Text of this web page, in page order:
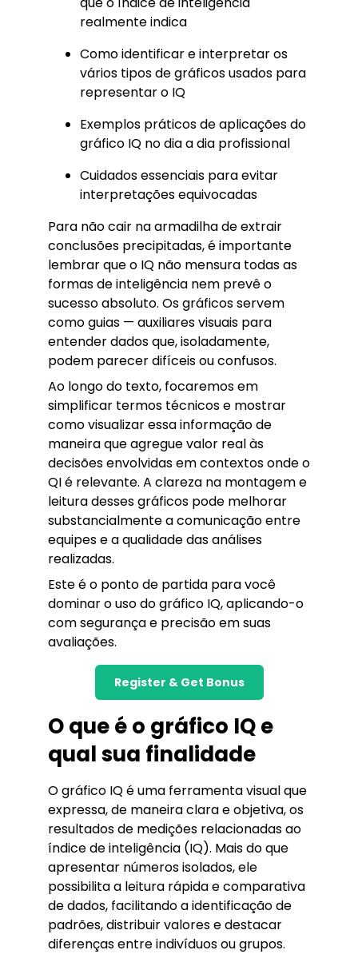
realmente indica
Como identificar e interpretar os
vários tipos de gráficos usados para
representar o IQ
Exemplos práticos de aplicações do
gráfico IQ no dia a dia profissional
Cuidados essenciais para evitar
interpretações equivocadas
Para não cair na armadilha de extrair
conclusões precipitadas, é importante
lembrar que o IQ não mensura todas as
formas de inteligência nem prevê o
sucesso absoluto. Os gráficos servem
como guias — auxiliares visuais para
entender dados que, isoladamente,
podem parecer difíceis ou confusos.
Ao longo do texto, focaremos em
simplificar termos técnicos e mostrar
como visualizar essa informação de
maneira que agregue valor real às
decisões envolvidas em contextos onde o
QI é relevante. A clareza na montagem e
leitura desses gráficos pode melhorar
substancialmente a comunicação entre
equipes e a qualidade das análises
realizadas.
Este é o ponto de partida para você
dominar o uso do gráfico IQ, aplicando-o
com segurança e precisão em suas
avaliações.
Register & Get Bonus
O que é o gráfico IQ e
qual sua finalidade
O gráfico IQ é uma ferramenta visual que
expressa, de maneira clara e objetiva, os
resultados de medições relacionadas ao
índice de inteligência (IQ). Mais do que
apresentar números isolados, ele
possibilita a leitura rápida e comparativa
de dados, facilitando a identificação de
padrões, distribuir valores e destacar
diferenças entre indivíduos ou grupos.